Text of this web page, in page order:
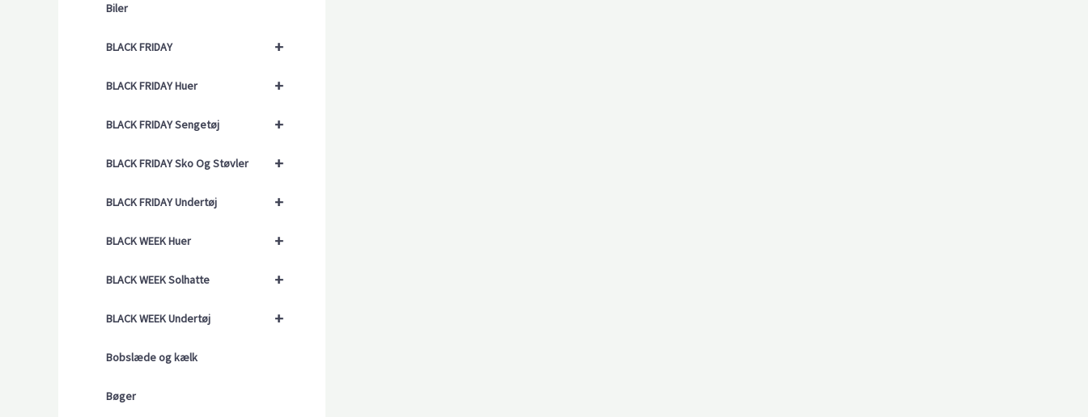
Biler
+
BLACK FRIDAY
+
BLACK FRIDAY Huer
+
BLACK FRIDAY Sengetøj
+
BLACK FRIDAY Sko Og Støvler
+
BLACK FRIDAY Undertøj
+
BLACK WEEK Huer
+
BLACK WEEK Solhatte
+
BLACK WEEK Undertøj
Bobslæde og kælk
Bøger